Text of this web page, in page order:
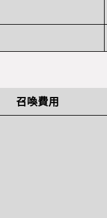
召喚費用